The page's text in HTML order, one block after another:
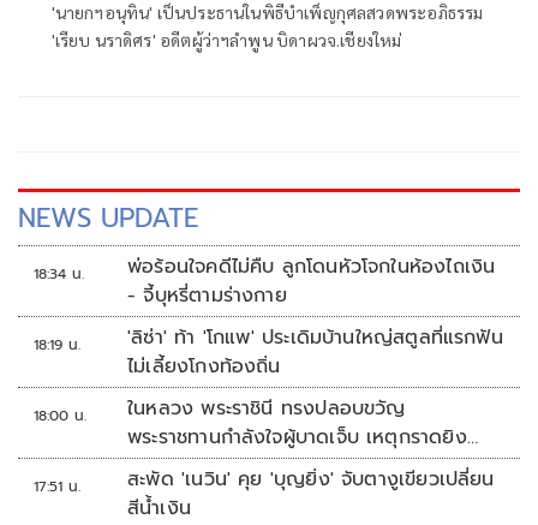
'นายกฯอนุทิน' เป็นประธานในพิธีบำเพ็ญกุศลสวดพระอภิธรรม
'เรียบ นราดิศร' อดีตผู้ว่าฯลำพูน บิดาผวจ.เชียงใหม่
NEWS UPDATE
18:34 น.
พ่อร้อนใจคดีไม่คืบ ลูกโดนหัวโจกในห้องไถเงิน
- จี้บุหรี่ตามร่างกาย
18:19 น.
'ลิซ่า' ท้า 'โกแพ' ประเดิมบ้านใหญ่สตูลที่แรกฟัน
ไม่เลี้ยงโกงท้องถิ่น
18:00 น.
ในหลวง พระราชินี ทรงปลอบขวัญ
พระราชทานกำลังใจผู้บาดเจ็บ เหตุกราดยิง
รร.เทพศิรินทร์นนทบุรี
17:51 น.
สะพัด 'เนวิน' คุย 'บุญยิ่ง' จับตางูเขียวเปลี่ยน
สีน้ำเงิน